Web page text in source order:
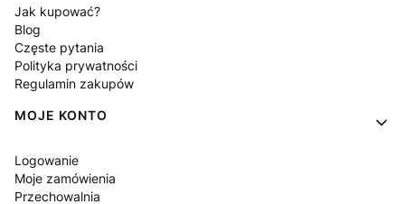
Jak kupować?
Blog
Częste pytania
Polityka prywatności
Regulamin zakupów
MOJE KONTO
Logowanie
Moje zamówienia
Przechowalnia